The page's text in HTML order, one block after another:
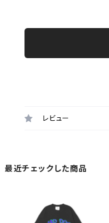
レビュー
最近チェックした商品